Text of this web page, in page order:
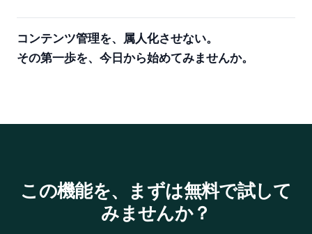
コンテンツ管理を、属人化させない。
その第一歩を、今日から始めてみませんか。
この機能を、まずは無料で試して
みませんか？